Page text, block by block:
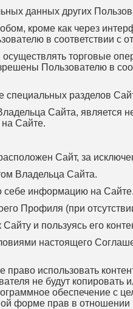
данных других
кроме как через
в соответствии с
торговые
Пользователю в
разделов
Сайта, является
Сайте.
Сайт, за
Владельца Сайта.
себе информацию на Сайте.
Профиля (при
и пользуясь его
настоящего
использовать
не будут
обеспечение с
форме прав в